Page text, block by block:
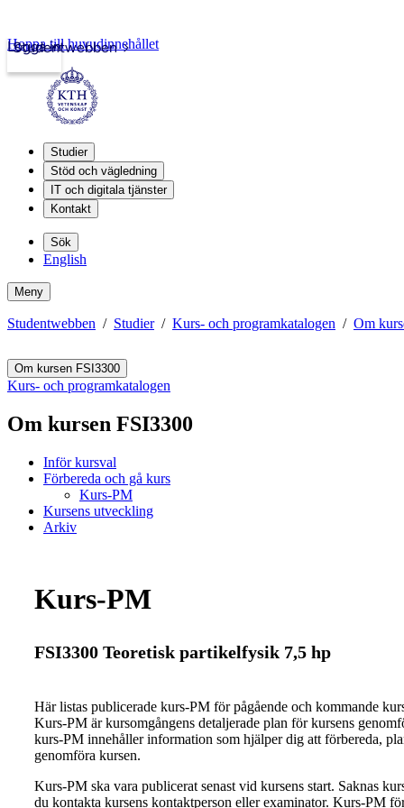
Studentwebben
Logga in
Hoppa till huvudinnehållet
Studier
Stöd och vägledning
IT och digitala tjänster
Kontakt
Sök
English
Meny
Studentwebben Studier Kurs- och programkatalogen Om
Om kursen FSI3300
Kurs- och programkatalogen
Om kursen FSI3300
Inför kursval
Förbereda och gå kurs
Kurs-PM
Kursens utveckling
Arkiv
Kurs-PM
FSI3300 Teoretisk partikelfysik 7,5 hp
Här listas publicerade kurs-PM för pågående och kommande
Kurs-PM är kursomgångens detaljerade plan för kursens
kurs-PM innehåller information som hjälper dig att förbereda,
genomföra kursen.
Kurs-PM ska vara publicerat senast vid kursens start. Saknas
du kontakta kursens kontaktperson eller examinator. Kurs-PM